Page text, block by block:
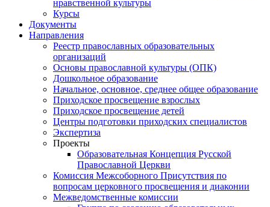
нравственной культуры
Курсы
Документы
Направления
Реестр православных образовательных
организаций
Основы православной культуры (ОПК)
Дошкольное образование
Начальное, основное, среднее общее образование
Приходское просвещение взрослых
Приходское просвещение детей
Центры подготовки приходских специалистов
Экспертиза
Проекты
Образовательная Концепция Русской
Православной Церкви
Комиссия Межсоборного Присутствия по
вопросам церковного просвещения и диаконии
Межведомственные комиссии